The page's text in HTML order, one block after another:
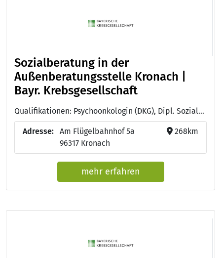
Sozialberatung in der
Außenberatungsstelle Kronach |
Bayr. Krebsgesellschaft
Qualifikationen: Psychoonkologin (DKG), Dipl. Sozialarbeiterin (FH)
Adresse:
Am Flügelbahnhof 5a
96317 Kronach
268km
mehr erfahren